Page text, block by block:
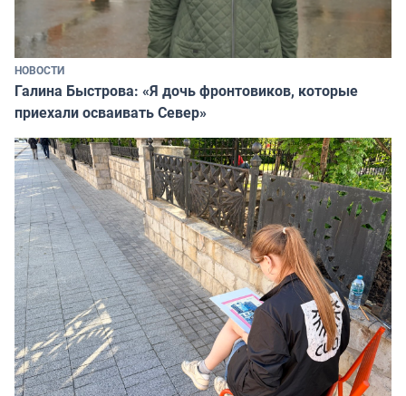
НОВОСТИ
Галина Быстрова: «Я дочь фронтовиков, которые
приехали осваивать Север»